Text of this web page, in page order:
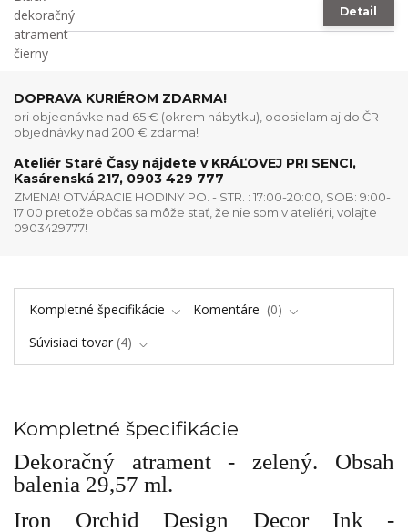
Detail
DOPRAVA KURIÉROM ZDARMA!
pri objednávke nad 65 € (okrem nábytku), odosielam aj do ČR -
objednávky nad 200 € zdarma!
Ateliér Staré Časy nájdete v KRÁĽOVEJ PRI SENCI,
Kasárenská 217, 0903 429 777
ZMENA! OTVÁRACIE HODINY PO. - STR. : 17:00-20:00, SOB: 9:00-
17:00 pretože občas sa môže stať, že nie som v ateliéri, volajte
0903429777!
Kompletné špecifikácie Komentáre
0
Súvisiaci tovar 4
Kompletné špecifikácie
Dekoračný atrament - zelený. Obsah
balenia 29,57 ml.
Iron Orchid Design Decor Ink -